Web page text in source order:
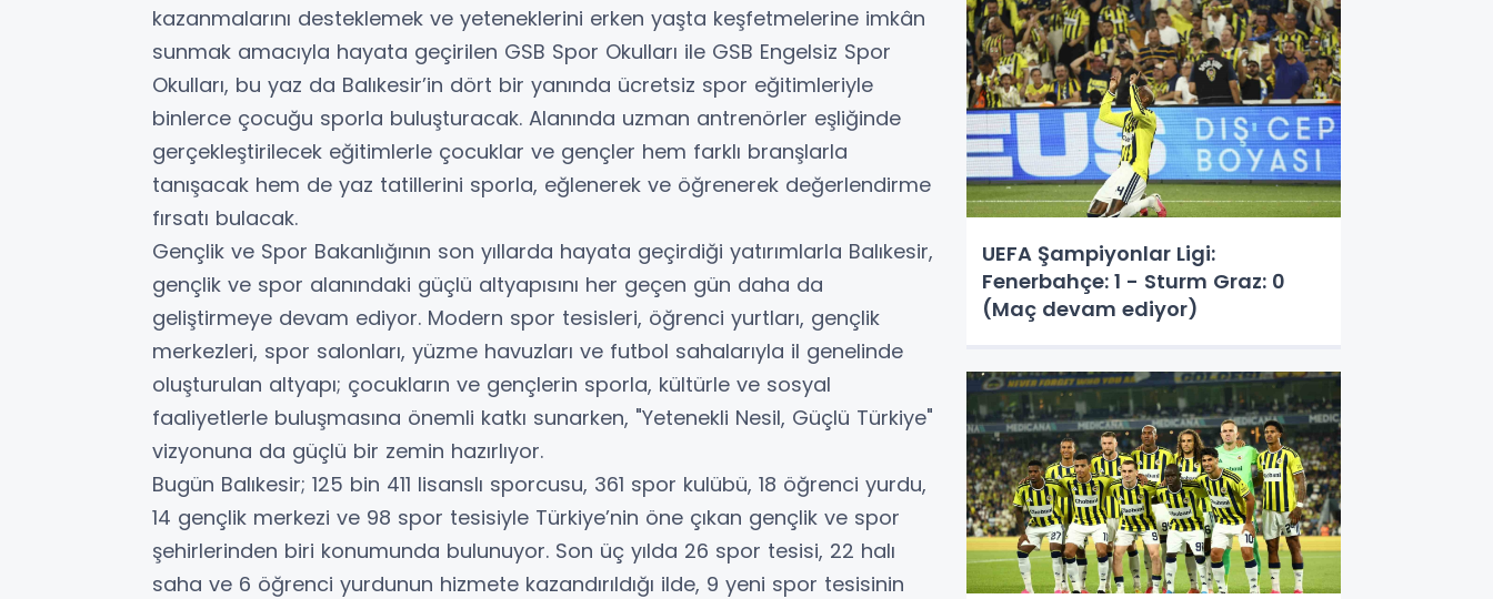
kazanmalarını desteklemek ve yeteneklerini erken yaşta keşfetmelerine imkân
sunmak amacıyla hayata geçirilen GSB Spor Okulları ile GSB Engelsiz Spor
Okulları, bu yaz da Balıkesir’in dört bir yanında ücretsiz spor eğitimleriyle
binlerce çocuğu sporla buluşturacak. Alanında uzman antrenörler eşliğinde
gerçekleştirilecek eğitimlerle çocuklar ve gençler hem farklı branşlarla
tanışacak hem de yaz tatillerini sporla, eğlenerek ve öğrenerek değerlendirme
fırsatı bulacak.
Gençlik ve Spor Bakanlığının son yıllarda hayata geçirdiği yatırımlarla Balıkesir,
gençlik ve spor alanındaki güçlü altyapısını her geçen gün daha da
geliştirmeye devam ediyor. Modern spor tesisleri, öğrenci yurtları, gençlik
merkezleri, spor salonları, yüzme havuzları ve futbol sahalarıyla il genelinde
oluşturulan altyapı; çocukların ve gençlerin sporla, kültürle ve sosyal
faaliyetlerle buluşmasına önemli katkı sunarken, "Yetenekli Nesil, Güçlü Türkiye"
vizyonuna da güçlü bir zemin hazırlıyor.
Bugün Balıkesir; 125 bin 411 lisanslı sporcusu, 361 spor kulübü, 18 öğrenci yurdu,
14 gençlik merkezi ve 98 spor tesisiyle Türkiye’nin öne çıkan gençlik ve spor
şehirlerinden biri konumunda bulunuyor. Son üç yılda 26 spor tesisi, 22 halı
saha ve 6 öğrenci yurdunun hizmete kazandırıldığı ilde, 9 yeni spor tesisinin
UEFA Şampiyonlar Ligi:
Fenerbahçe: 1 - Sturm Graz: 0
(Maç devam ediyor)